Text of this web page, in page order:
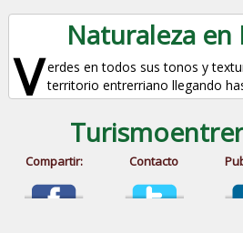
Naturaleza en
V erdes en todos sus tonos y
territorio entrerriano llegando
Compartir: Contacto